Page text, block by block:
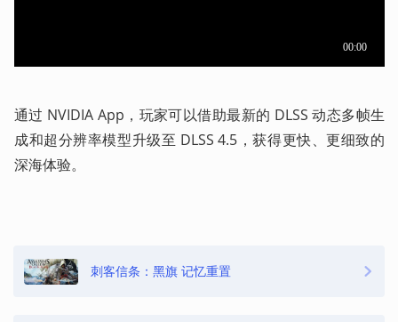
通过 NVIDIA App，玩家可以借助最新的 DLSS 动态多帧生
成和超分辨率模型升级至 DLSS 4.5，获得更快、更细致的
深海体验。
刺客信条：黑旗 记忆重置